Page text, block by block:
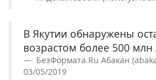
В Якутии обнаружены
возрастом более 500 млн
БезФормата.Ru Абакан
03/05/2019